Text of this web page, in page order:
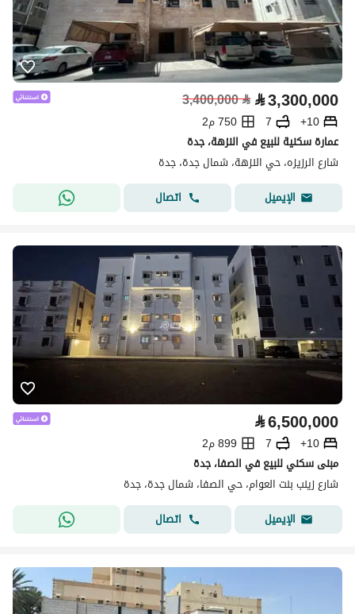
⃁3,300,000
⃁
3,400,000
10+
7
750 م2
عمارة سكنية للبيع في النزهة، جدة
شارع الرزيزه، حي النزهة، شمال جدة، جدة
الإيميل
اتصال
⃁6,500,000
10+
7
899 م2
مبنى سكني للبيع في الصفا، جدة
شارع زينب بنت العوام، حي الصفا، شمال جدة، جدة
الإيميل
اتصال